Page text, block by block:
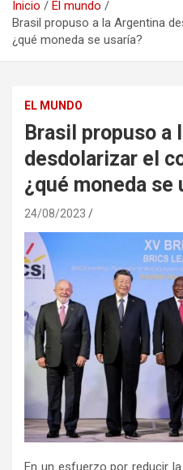
Inicio
El mundo
Brasil propuso a la Argentina
¿qué moneda se usaría?
EL MUNDO
Brasil propuso a
desdolarizar el
¿qué moneda se
24/08/2023
En un esfuerzo por reducir